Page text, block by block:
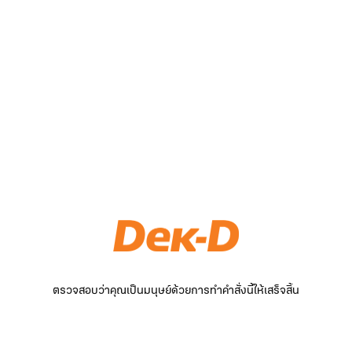
ตรวจสอบว่าคุณเป็นมนุษย์ด้วยการทำคำสั่งนี้ให้เสร็จสิ้น